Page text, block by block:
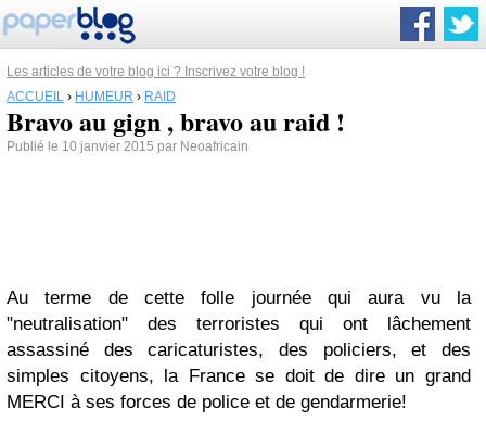
Les articles de votre blog ici ? Inscrivez votre blog !
ACCUEIL › HUMEUR › RAID
Bravo au gign , bravo au raid !
Publié le 10 janvier 2015 par Neoafricain
Au terme de cette folle journée qui aura vu la
"neutralisation" des terroristes qui ont lâchement
assassiné des caricaturistes, des policiers, et des
simples citoyens, la France se doit de dire un grand
MERCI à ses forces de police et de gendarmerie!